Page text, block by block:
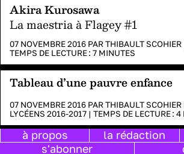
Akira Kurosawa
La maestria à Flagey #1
07 NOVEMBRE 2016 PARTHIBAULT SCOHIER
TEMPS DE LECTURE : 7 MINUTES
Tableau d’une pauvre enfance
07 NOVEMBRE 2016 PARTHIBAULT SCOHIER
LYCÉENS 2016-2017 | TEMPS DE LECTURE : 4
Pascal Leclercq virtuose
à propos la rédaction
s'abonner